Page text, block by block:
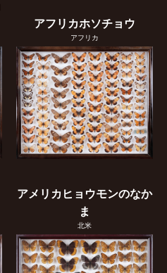
アフリカホソチョウ
アフリカ
アメリカヒョウモンのなか
ま
北米